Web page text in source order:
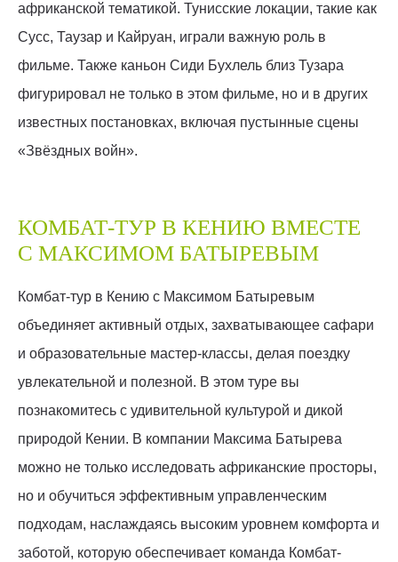
африканской тематикой. Тунисские локации, такие как
Сусс, Таузар и Кайруан, играли важную роль в
фильме. Также каньон Сиди Бухлель близ Тузара
фигурировал не только в этом фильме, но и в других
известных постановках, включая пустынные сцены
«Звёздных войн».
КОМБАТ-ТУР В КЕНИЮ ВМЕСТЕ
С МАКСИМОМ БАТЫРЕВЫМ
Комбат-тур в Кению с Максимом Батыревым
объединяет активный отдых, захватывающее сафари
и образовательные мастер-классы, делая поездку
увлекательной и полезной. В этом туре вы
познакомитесь с удивительной культурой и дикой
природой Кении. В компании Максима Батырева
можно не только исследовать африканские просторы,
но и обучиться эффективным управленческим
подходам, наслаждаясь высоким уровнем комфорта и
заботой, которую обеспечивает команда Комбат-